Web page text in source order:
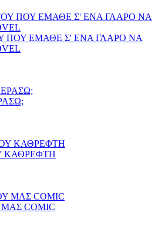
ΠΟΥ ΕΜΑΘΕ Σ' ΕΝΑ ΓΛΑΡΟ ΝΑ
ΚΑΘΡΕΦΤΗ
COMIC